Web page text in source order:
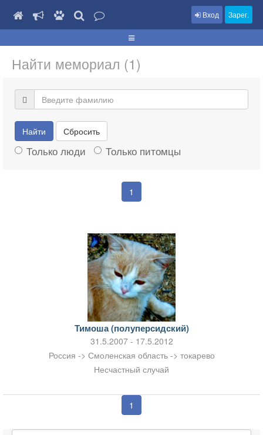
Вход Зарег.
Найти мемориал (1)
Найти Сбросить
Только люди Только питомцы
1
Тимоша (полуперсидский)
31.5.2007 - 17.5.2012
Россия -> Смоленская область -> токарево
Несчастный случай
1